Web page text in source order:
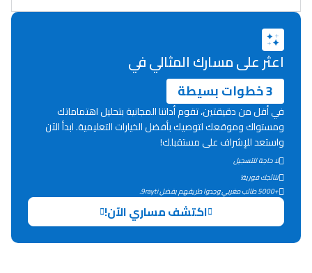
التعليم الثانوي التأهيلي
Collège au Maroc
اعثر على مسارك المثالي في
3 خطوات بسيطة
في أقل من دقيقتين، تقوم أداتنا المجانية بتحليل اهتماماتك
ومستواك وموقعك لتوصيك بأفضل الخيارات التعليمية. ابدأ الآن
واستعد للإشراف على مستقبلك!
لا حاجة للتسجيل
نتائجك فورية!
+5000 طالب مغربي وجدوا طريقهم بفضل 9rayti.
اكتشف مساري الآن!